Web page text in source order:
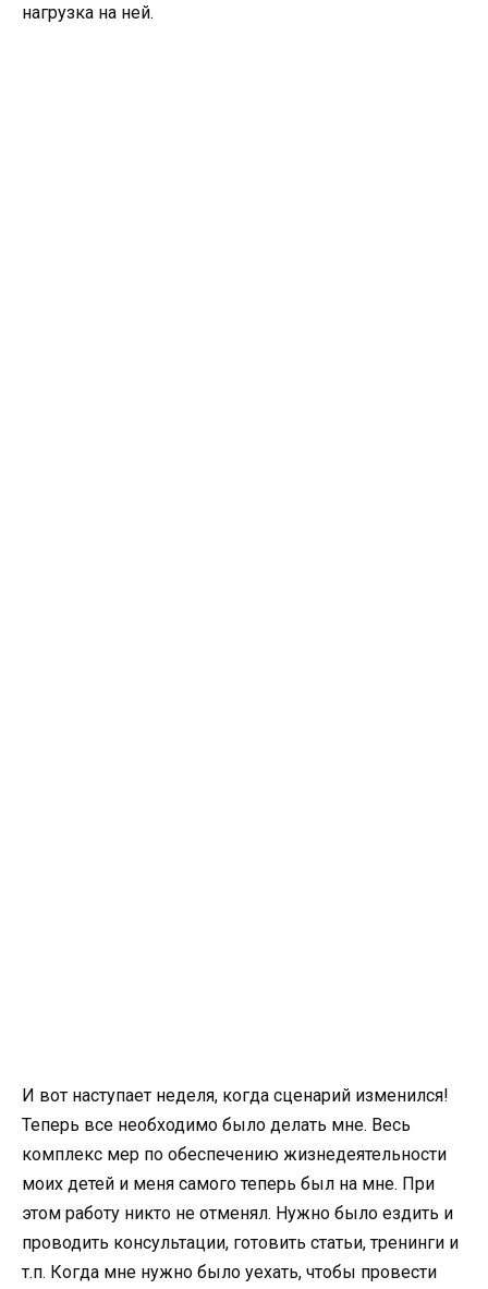
нагрузка на ней.
И вот наступает неделя, когда сценарий изменился!
Теперь все необходимо было делать мне. Весь
комплекс мер по обеспечению жизнедеятельности
моих детей и меня самого теперь был на мне. При
этом работу никто не отменял. Нужно было ездить и
проводить консультации, готовить статьи, тренинги и
т.п. Когда мне нужно было уехать, чтобы провести